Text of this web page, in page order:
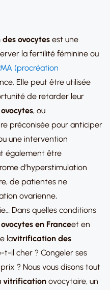
ovocytes est une
la fertilité féminine ou
(procréation
Elle peut être utilisée
de retarder leur
, ou
préconisée pour anticiper
une intervention
également être
d’hyperstimulation
de patientes ne
ovarienne,
Dans quelles conditions
en Franceet en
lavitrification des
il cher ? Congeler ses
? Nous vous disons tout
vitrification ovocytaire, un